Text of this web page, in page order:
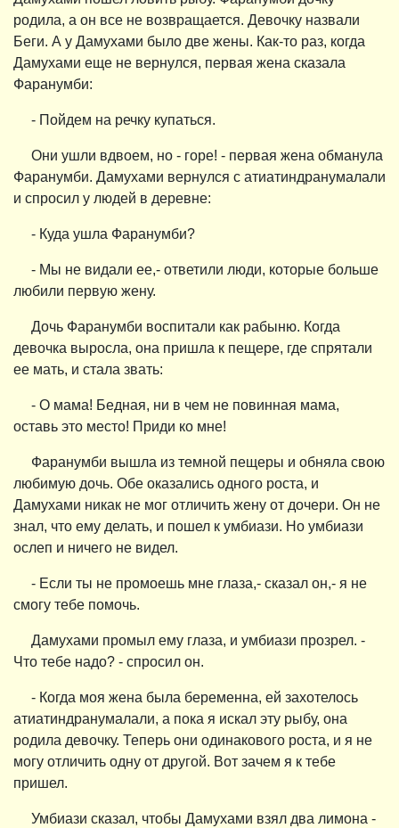
родила, а он все не возвращается. Девочку назвали
Беги. А у Дамухами было две жены. Как-то раз, когда
Дамухами еще не вернулся, первая жена сказала
Фаранумби:
- Пойдем на речку купаться.
Они ушли вдвоем, но - горе! - первая жена обманула
Фаранумби. Дамухами вернулся с атиатиндранумалали
и спросил у людей в деревне:
- Куда ушла Фаранумби?
- Мы не видали ее,- ответили люди, которые больше
любили первую жену.
Дочь Фаранумби воспитали как рабыню. Когда
девочка выросла, она пришла к пещере, где спрятали
ее мать, и стала звать:
- О мама! Бедная, ни в чем не повинная мама,
оставь это место! Приди ко мне!
Фаранумби вышла из темной пещеры и обняла свою
любимую дочь. Обе оказались одного роста, и
Дамухами никак не мог отличить жену от дочери. Он не
знал, что ему делать, и пошел к умбиази. Но умбиази
ослеп и ничего не видел.
- Если ты не промоешь мне глаза,- сказал он,- я не
смогу тебе помочь.
Дамухами промыл ему глаза, и умбиази прозрел. -
Что тебе надо? - спросил он.
- Когда моя жена была беременна, ей захотелось
атиатиндранумалали, а пока я искал эту рыбу, она
родила девочку. Теперь они одинакового роста, и я не
могу отличить одну от другой. Вот зачем я к тебе
пришел.
Умбиази сказал, чтобы Дамухами взял два лимона -